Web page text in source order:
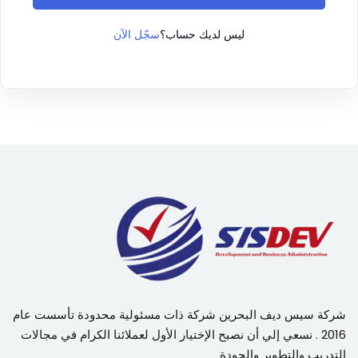
ليس لديك حساب؟سجّل الآن
شركة سيس ديف البحرين شركة ذات مسئولية محدودة تأسست عام
2016 . نسعي إلي أن نصبح الإختيار الأول لعملائنا الكرام في مجالات
التدريب والتطوير والجودة